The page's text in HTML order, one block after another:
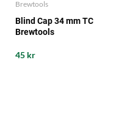
Brewtools
Blind Cap 34 mm TC
Brewtools
45 kr